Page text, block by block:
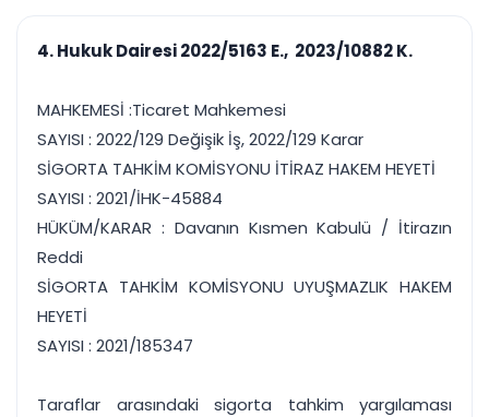
Duruşma ve görev
takvimi
Bildirim
takibi
Tek panelde uçtan uca yönetim
UYAP & UETS entegrasyonundan finansa, hepsi bir arada.
Tüm özellikleri inceleyin Ücretsiz Başlayın
4. Hukuk Dairesi 2022/5163 E., 2023/10882 K.
MAHKEMESİ :Ticaret Mahkemesi
SAYISI : 2022/129 Değişik İş, 2022/129 Karar
SİGORTA TAHKİM KOMİSYONU İTİRAZ HAKEM HEYETİ
SAYISI : 2021/İHK-45884
HÜKÜM/KARAR : Davanın Kısmen Kabulü / İtirazın
Reddi
SİGORTA TAHKİM KOMİSYONU UYUŞMAZLIK HAKEM
HEYETİ
SAYISI : 2021/185347
Taraflar arasındaki sigorta tahkim yargılaması